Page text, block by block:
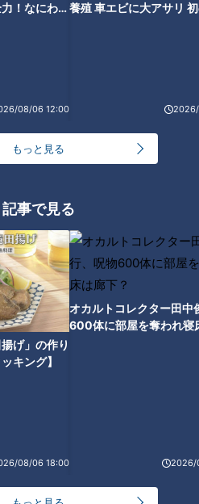
！なにわ実
08/06 12:00
養殖 車エビに大アサリ
もっと見る
記事で見る
げ」の作り
キング】
08/06 18:00
オカルトコレクター田中
600体に部屋を奪われ寝
2026/
剥がれる皮膚の量も…～配信型
週間 月間